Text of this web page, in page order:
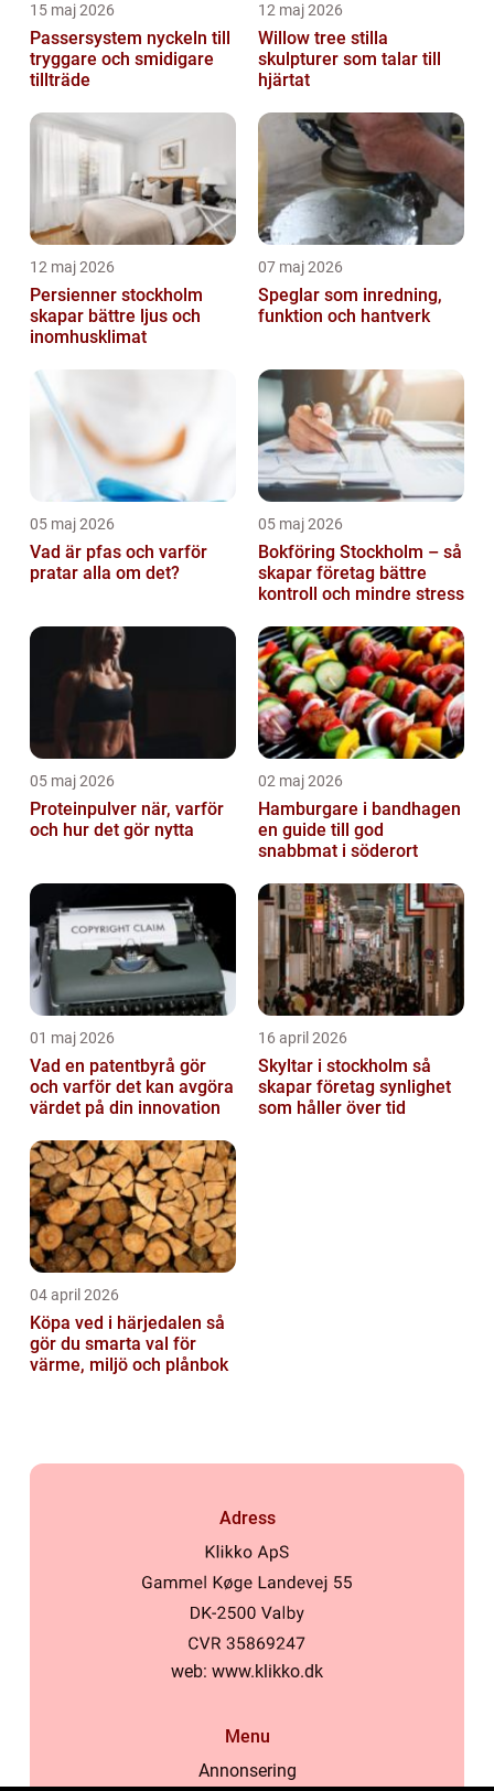
15 maj 2026
Passersystem nyckeln till
tryggare och smidigare
tillträde
12 maj 2026
Willow tree stilla
skulpturer som talar till
hjärtat
12 maj 2026
Persienner stockholm
skapar bättre ljus och
inomhusklimat
07 maj 2026
Speglar som inredning,
funktion och hantverk
05 maj 2026
Vad är pfas och varför
pratar alla om det?
05 maj 2026
Bokföring Stockholm – så
skapar företag bättre
kontroll och mindre stress
05 maj 2026
Proteinpulver när, varför
och hur det gör nytta
02 maj 2026
Hamburgare i bandhagen
en guide till god
snabbmat i söderort
01 maj 2026
Vad en patentbyrå gör
och varför det kan avgöra
värdet på din innovation
16 april 2026
Skyltar i stockholm så
skapar företag synlighet
som håller över tid
04 april 2026
Köpa ved i härjedalen så
gör du smarta val för
värme, miljö och plånbok
Adress
web: www.klikko.dk
Menu
Annonsering